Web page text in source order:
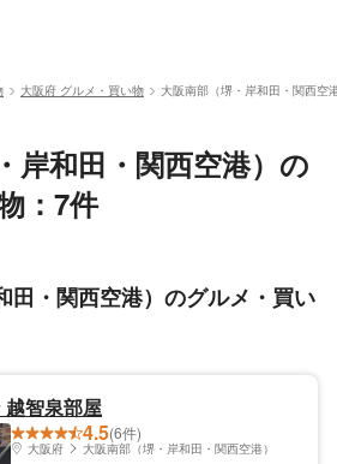
大阪府 グルメ・買い物 大阪南部（堺・岸和田・関西空
岸和田・関西空港）の
：7件
田・関西空港）のグルメ・買い
智泉部屋
4.5(6件)
大阪府 大阪南部（堺・岸和田・関西空港）